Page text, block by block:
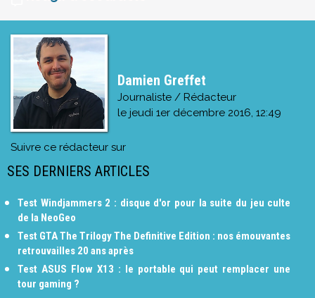
Damien Greffet
Journaliste / Rédacteur
le jeudi 1er décembre 2016, 12:49
Suivre ce rédacteur sur
SES DERNIERS ARTICLES
Test Windjammers 2 : disque d'or pour la suite du jeu culte
de la NeoGeo
Test GTA The Trilogy The Definitive Edition : nos émouvantes
retrouvailles 20 ans après
Test ASUS Flow X13 : le portable qui peut remplacer une
tour gaming ?